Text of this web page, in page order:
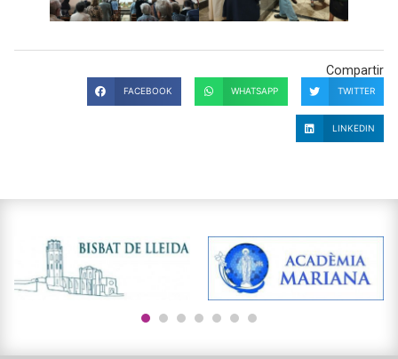
Compartir
FACEBOOK WHATSAPP TWITTER
LINKEDIN